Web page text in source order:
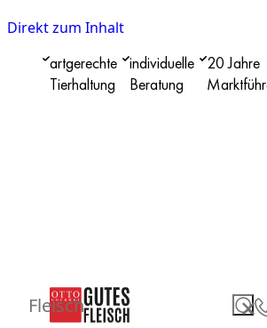
Direkt zum Inhalt
artgerechte
Tierhaltung
individuelle
Beratung
20 Jahre
✕
Fleisch